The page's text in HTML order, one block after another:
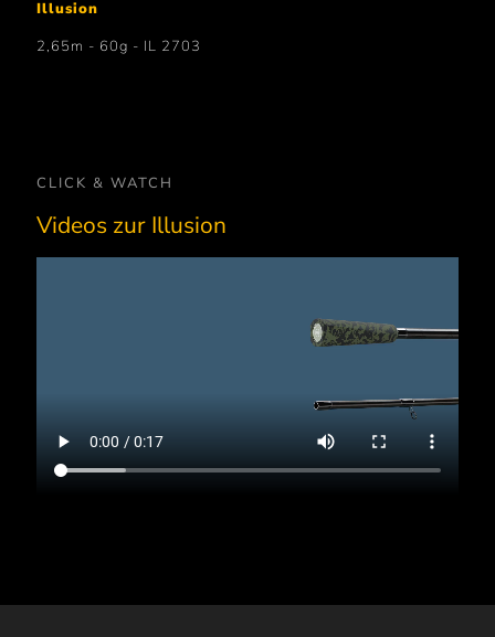
Illusion
2,65m - 60g - IL 2703
CLICK & WATCH
Videos zur Illusion